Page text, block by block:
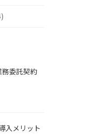
委託契約
入メリット